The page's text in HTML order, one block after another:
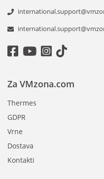
Za VMzona.com
Thermes
GDPR
Vrne
Dostava
Kontakti